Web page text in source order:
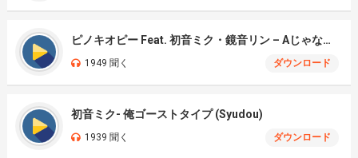
ピノキオピー Feat. 初音ミク・鏡音リン – Aじゃないか
1949 聞く ダウンロード
初音ミク- 俺ゴーストタイプ (Syudou)
1939 聞く ダウンロード